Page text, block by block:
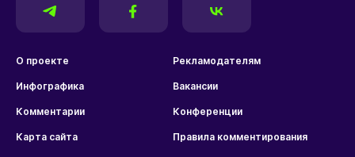
О проекте Рекламодателям
Инфографика Вакансии
Комментарии Конференции
Карта сайта Правила комментирования